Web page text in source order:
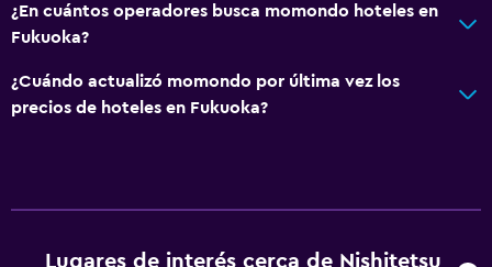
¿En cuántos operadores busca momondo hoteles en
Fukuoka?
¿Cuándo actualizó momondo por última vez los
precios de hoteles en Fukuoka?
Lugares de interés cerca de Nishitetsu